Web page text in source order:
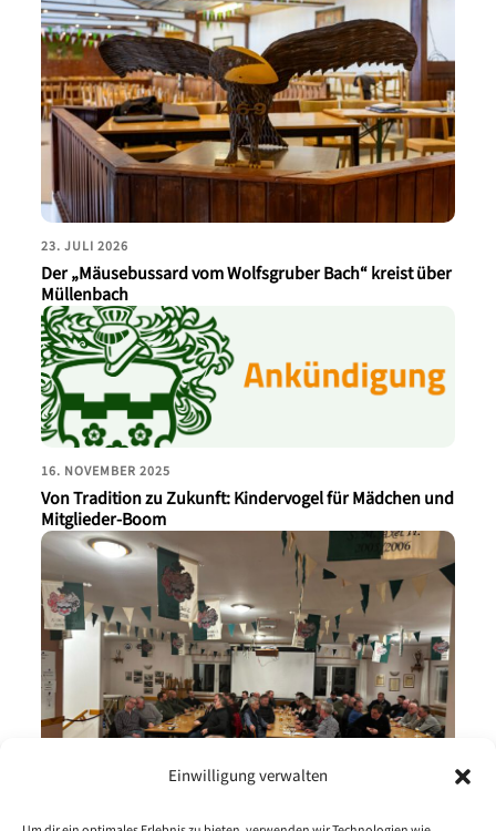
Einwilligung verwalten
23. JULI 2026
Der „Mäusebussard vom Wolfsgruber Bach“ kreist über
Müllenbach
16. NOVEMBER 2025
Von Tradition zu Zukunft: Kindervogel für Mädchen und
Mitglieder-Boom